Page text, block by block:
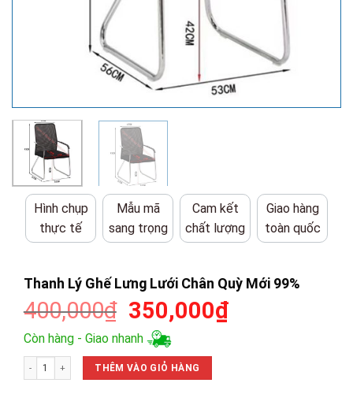
Hình chụp
thực tế
Mẫu mã
sang trọng
Cam kết
chất lượng
Giao hàng
toàn quốc
Thanh Lý Ghế Lưng Lưới Chân Quỳ Mới 99%
400,000₫ Giá
gốc
là:
400,000₫.
350,000₫Giá
Còn hàng - Giao nhanh
Thanh Lý Ghế Lưng Lưới Chân Quỳ Mới 99% số lượng
THÊM VÀO GIỎ HÀNG